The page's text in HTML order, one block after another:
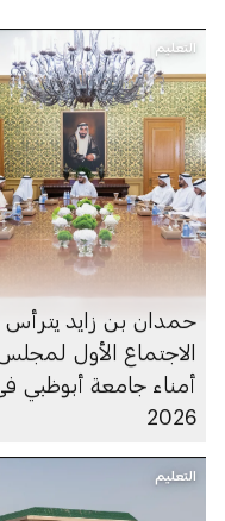
التعليم
حمدان بن زايد يترأس
الاجتماع الأول لمجلس
أمناء جامعة أبوظبي في
2026
التعليم